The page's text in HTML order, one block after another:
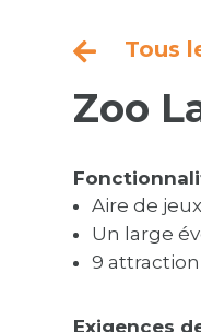
 Tous
Zoo
Aire de
Un large
9
Exigences